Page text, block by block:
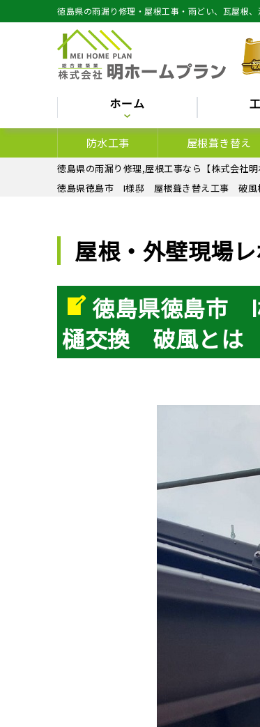
徳島県の雨漏り修理・屋根工事・雨どい、瓦屋根
ホーム
防水工事 屋根葺き替え
徳島県の雨漏り修理,屋根工事なら【株式会社
徳島県徳島市 I様邸 屋根葺き替え工事 破
屋根・外壁現場
徳島県徳島市
樋交換 破風とは